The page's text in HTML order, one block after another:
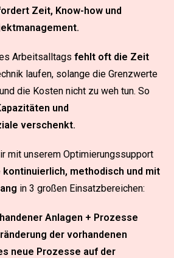
Zeit, Know-how und
Arbeitsalltags fehlt oft die Zeit
laufen, solange die Grenzwerte
die Kosten nicht zu weh tun. So
und
verschenkt.
mit unserem Optimierungssupport
kontinuierlich, methodisch und mit
in 3 großen Einsatzbereichen:
Anlagen + Prozesse
der vorhandenen
neue Prozesse auf der